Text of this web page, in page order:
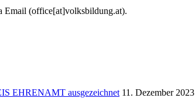
Email (office[at]volksbildung.at).
EHRENAMT ausgezeichnet 11. Dezember 2023